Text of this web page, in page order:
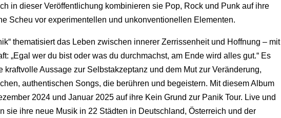
in dieser Veröffentlichung kombinieren sie Pop, Rock und Punk auf ihre
Scheu vor experimentellen und unkonventionellen Elementen.
thematisiert das Leben zwischen innerer Zerrissenheit und Hoffnung – mit
„Egal wer du bist oder was du durchmachst, am Ende wird alles gut.“ Es
kraftvolle Aussage zur Selbstakzeptanz und dem Mut zur Veränderung,
authentischen Songs, die berühren und begeistern. Mit diesem Album
2024 und Januar 2025 auf ihre Kein Grund zur Panik Tour. Live und
sie ihre neue Musik in 22 Städten in Deutschland, Österreich und der